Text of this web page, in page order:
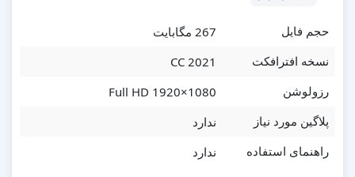
حجم فایل 267 مگابایت
نسخه افترافکت CC 2021
رزولوشن Full HD 1920×1080
پلاگین مورد نیاز ندارد
راهنمای استفاده ندارد